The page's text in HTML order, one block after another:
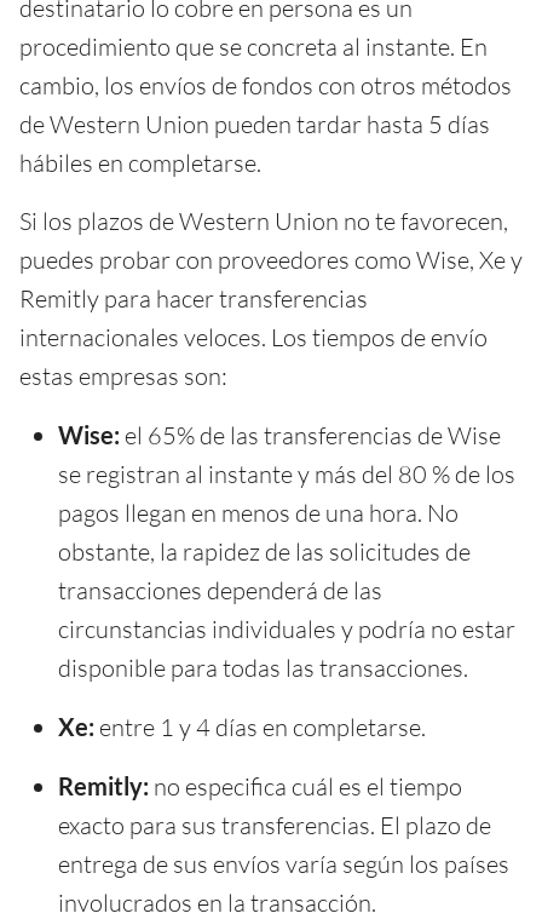
destinatario lo cobre en persona es un
procedimiento que se concreta al instante. En
cambio, los envíos de fondos con otros métodos
de Western Union pueden tardar hasta 5 días
hábiles en completarse.
Si los plazos de Western Union no te favorecen,
puedes probar con proveedores como Wise, Xe y
Remitly para hacer transferencias
internacionales veloces. Los tiempos de envío
estas empresas son:
Wise: el 65% de las transferencias de Wise
se registran al instante y más del 80 % de los
pagos llegan en menos de una hora. No
obstante, la rapidez de las solicitudes de
transacciones dependerá de las
circunstancias individuales y podría no estar
disponible para todas las transacciones.
Xe: entre 1 y 4 días en completarse.
Remitly: no especifica cuál es el tiempo
exacto para sus transferencias. El plazo de
entrega de sus envíos varía según los países
involucrados en la transacción.